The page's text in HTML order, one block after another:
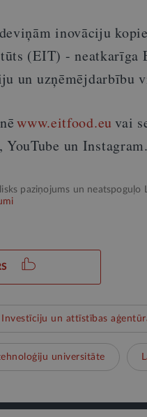
inovāciju
(EIT) - neatkarīga
un uzņēmējdarbību
www.eitfood.eu vai
un Instagram.
paziņojums un
Investīciju un attīstības
universitāte